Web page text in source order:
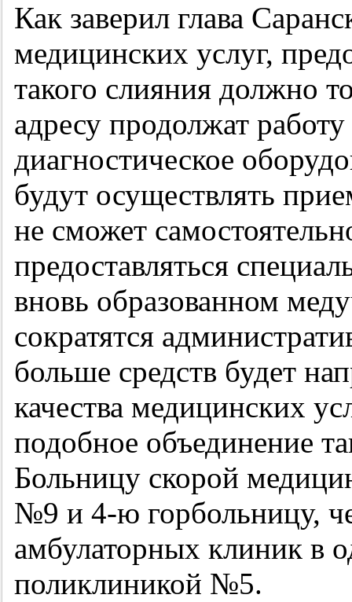
Как заверил глава
медицинских услуг,
такого слияния должно
адресу продолжат
диагностическое
будут осуществлять
не сможет
предоставляться
вновь образованном
сократятся
больше средств будет
качества медицинских
подобное объединение
Больницу скорой
№9 и 4-ю горбольницу,
амбулаторных клиник в
поликлиникой №5.